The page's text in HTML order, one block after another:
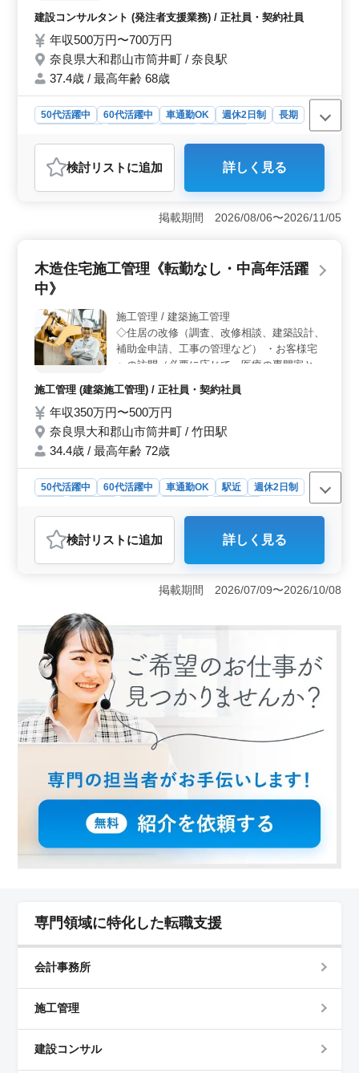
に携わることができます。
代のかたもご応募ください。 ・監督補助 ・
施工状況の確認、立ち会い ・打合せ ・書類
作成（積算、写真管理など） ・パソコン操
作、CAD操作 ◎宿舎完備！単身赴任希望の
かた歓迎！
建設コンサルタント (発注者支援業務) / 正社員・契約社員
年収500万円〜700万円
奈良県大和郡山市筒井町 / 奈良駅
37.4歳 / 最高年齢 68歳
50代活躍中 60代活躍中 車通勤OK 週休2日制
長期
おすすめポイント
＜土木工事の技術的サポートに携わる発注者支援業務
＞ 奈良県大和郡山市筒井町において、土木工事の技術
的サポートを担う発注者支援業務が募集されています。
せ、書類作成などの業務を担当します。 ＜充実した
労働条件と福利厚生＞ 奈良県を拠点とする建設コンサ
です。年収500万円〜700万円という魅力的な給与に加え
て、全額支給の通勤手当や充実した福利厚生が整ってい
ます。また宿舎の完備やマイカー通勤可能など、働く環
境にも配慮がされています。 ＜経験者優遇の求人
経験5年以上が必要です。CAD操作経験があれば尚可とさ
れています。また定年後の方も積極的に採用されてお
り、50代以上の経験者の方々も活躍しています。
検討リスト に追加 詳しく見る
掲載期間 2026/08/06〜2026/11/05
木造住宅施工管理《転勤なし・中高年活躍
中》
施工管理 / 建築施工管理
◇住居の改修（調査、改修相談、建築設計、
補助金申請、工事の管理など） ・お客様宅
への訪問（必要に応じて、医療の専門家と共
に改修プラン作成） ・改修のご提案（補助
金申請の書類作成） ・施工業者の選定 ・改
修工事の施工管理（安全・品質・工程・原
価） ・お客様への引渡し ・改修完了報告書
の作成 ※ベテラン50〜60代活躍中ですので
施工管理 (建築施工管理) / 正社員・契約社員
年収350万円〜500万円
奈良県大和郡山市筒井町 / 竹田駅
34.4歳 / 最高年齢 72歳
50代活躍中 60代活躍中 車通勤OK 駅近
週休2日制
おすすめポイント
＜転勤なしの安定環境＞ 奈良県大和郡山市筒井町で、
木造住宅施工管理のポジションを募集しています。転勤
なしで安定した環境で、中高年の方がご活躍されていま
す。従業員12人の企業で、男性6割、平均年齢は34.4歳と
なっています。 ＜経験を活かせる業務内容＞ 住宅
の改修に関する施工管理業務を担当していただきます。
お客様への訪問から施工業者の選定、施工管理まで幅広
い業務を担当できます。木造施工管理経験が5年以上ある
方を募集しています。 ＜充実した福利厚生＞ 年収
350万円〜500万円、通勤手当の全額支給があります。週
休2日制の土日休み、夏季休暇、年末年始、GW休暇もあ
ります。残業は月平均20時間程度で、ワークライフバラ
ンスを重視しています。
検討リスト に追加 詳しく見る
掲載期間 2026/07/09〜2026/10/08
専門領域に特化した転職支援
会計事務所
施工管理
建設コンサル